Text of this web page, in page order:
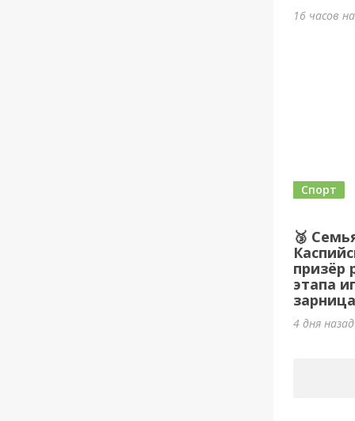
16 часов
🥉
призёр
этапа
Спорт
4 дня